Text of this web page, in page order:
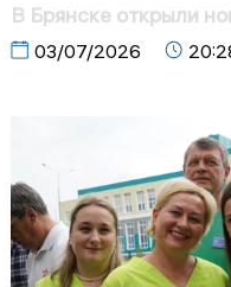
В Брянске открыли
03/07/2026